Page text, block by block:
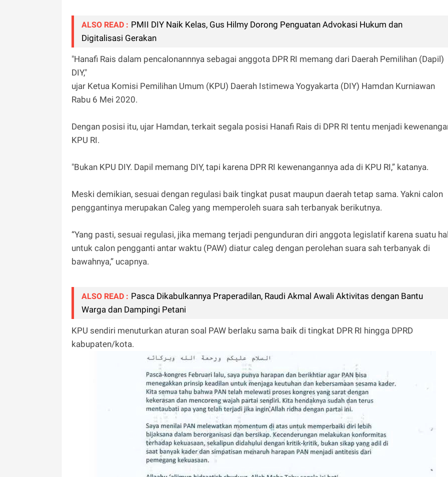
ALSO READ : PMII DIY Naik Kelas, Gus Hilmy Dorong Penguatan Advokasi Hukum dan
Digitalisasi Gerakan
"Hanafi Rais dalam pencalonannnya sebagai anggota DPR RI memang dari Daerah Pemilihan (Dapil)
DIY,"
ujar Ketua Komisi Pemilihan Umum (KPU) Daerah Istimewa Yogyakarta (DIY) Hamdan Kurniawan
Rabu 6 Mei 2020.
Dengan posisi itu, ujar Hamdan, terkait segala posisi Hanafi Rais di DPR RI tentu menjadi
KPU RI.
"Bukan KPU DIY. Dapil memang DIY, tapi karena DPR RI kewenangannya ada di KPU RI,” katanya.
Meski demikian, sesuai dengan regulasi baik tingkat pusat maupun daerah tetap sama. Yakni calon
penggantinya merupakan Caleg yang memperoleh suara sah terbanyak berikutnya.
“Yang pasti, sesuai regulasi, jika memang terjadi pengunduran diri anggota legislatif karena suatu
untuk calon pengganti antar waktu (PAW) diatur caleg dengan perolehan suara sah terbanyak di
bawahnya,” ucapnya.
ALSO READ : Pasca Dikabulkannya Praperadilan, Raudi Akmal Awali Aktivitas dengan Bantu
Warga dan Dampingi Petani
KPU sendiri menuturkan aturan soal PAW berlaku sama baik di tingkat DPR RI hingga DPRD
kabupaten/kota.